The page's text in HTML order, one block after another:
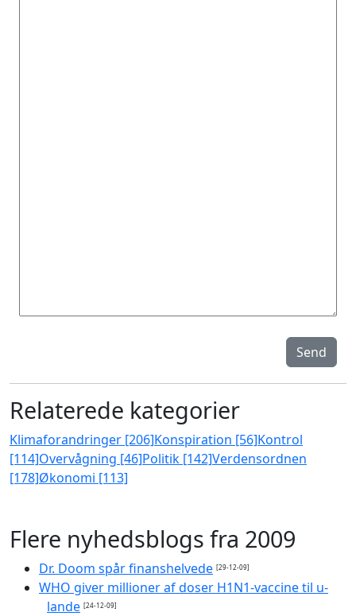
Send
Relaterede kategorier
Klimaforandringer [206]Konspiration [56]Kontrol
[114]Overvågning [46]Politik [142]Verdensordnen
[178]Økonomi [113]
Flere nyhedsblogs fra 2009
Dr. Doom spår finanshelvede [29-12-09]
WHO giver millioner af doser H1N1-vaccine til u-
lande [24-12-09]